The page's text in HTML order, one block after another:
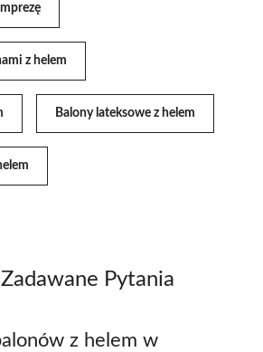
z helem
Balony lateksowe z helem
Pytania
z helem w